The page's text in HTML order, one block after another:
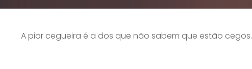
A pior cegueira é a dos que não sabem que estão cegos.